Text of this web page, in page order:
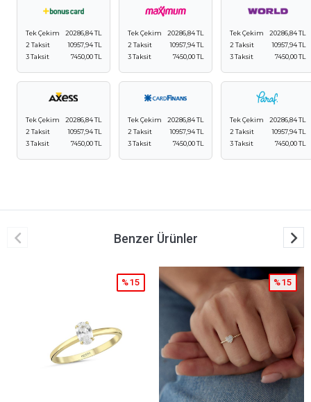
Tek Çekim
20286,84 TL
2 Taksit
10957,94 TL
3 Taksit
7450,00 TL
Tek Çekim
20286,84 TL
2 Taksit
10957,94 TL
3 Taksit
7450,00 TL
Tek Çekim
20286,84 TL
2 Taksit
10957,94 TL
3 Taksit
7450,00 TL
Tek Çekim
20286,84 TL
2 Taksit
10957,94 TL
3 Taksit
7450,00 TL
Tek Çekim
20286,84 TL
2 Taksit
10957,94 TL
3 Taksit
7450,00 TL
Tek Çekim
20286,84 TL
2 Taksit
10957,94 TL
3 Taksit
7450,00 TL
Benzer Ürünler
%15 %15